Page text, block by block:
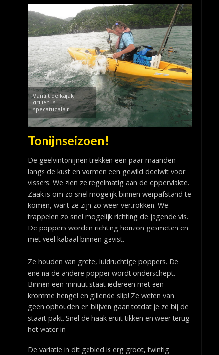
Vanuit de kajak
drillen is
specatucalair!
Tonijnseizoen!
De geelvintonijnen trekken een paar maanden
langs de kust en vormen een gewild doelwit voor
vissers. We zien ze regelmatig aan de oppervlakte.
Zaak is om zo snel mogelijk binnen werpafstand te
komen, want ze zijn zo weer vertrokken. We
trappelen zo snel mogelijk richting de jagende vis.
De poppers worden richting horizon gesmeten en
met veel kabaal binnen gevist.
Ze houden van grote, luidruchtige poppers. De
ene na de andere popper wordt onderschept.
Binnen een minuut staat iedereen met een
kromme hengel en gillende slip! Ze weten van
geen ophouden en blijven gaan totdat je ze bij de
staart pakt. Snel de haak eruit tikken en weer terug
het water in.
De variatie in dit gebied is erg groot, twintig